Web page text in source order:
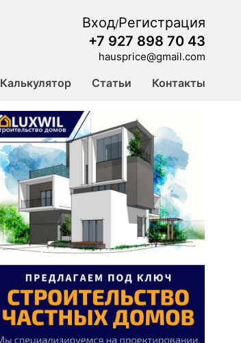
Вход/Регистрация
+7 927 898 70 43
hausprice@gmail.com
Калькулятор Статьи Контакты